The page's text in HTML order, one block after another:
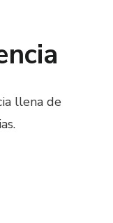
llena de